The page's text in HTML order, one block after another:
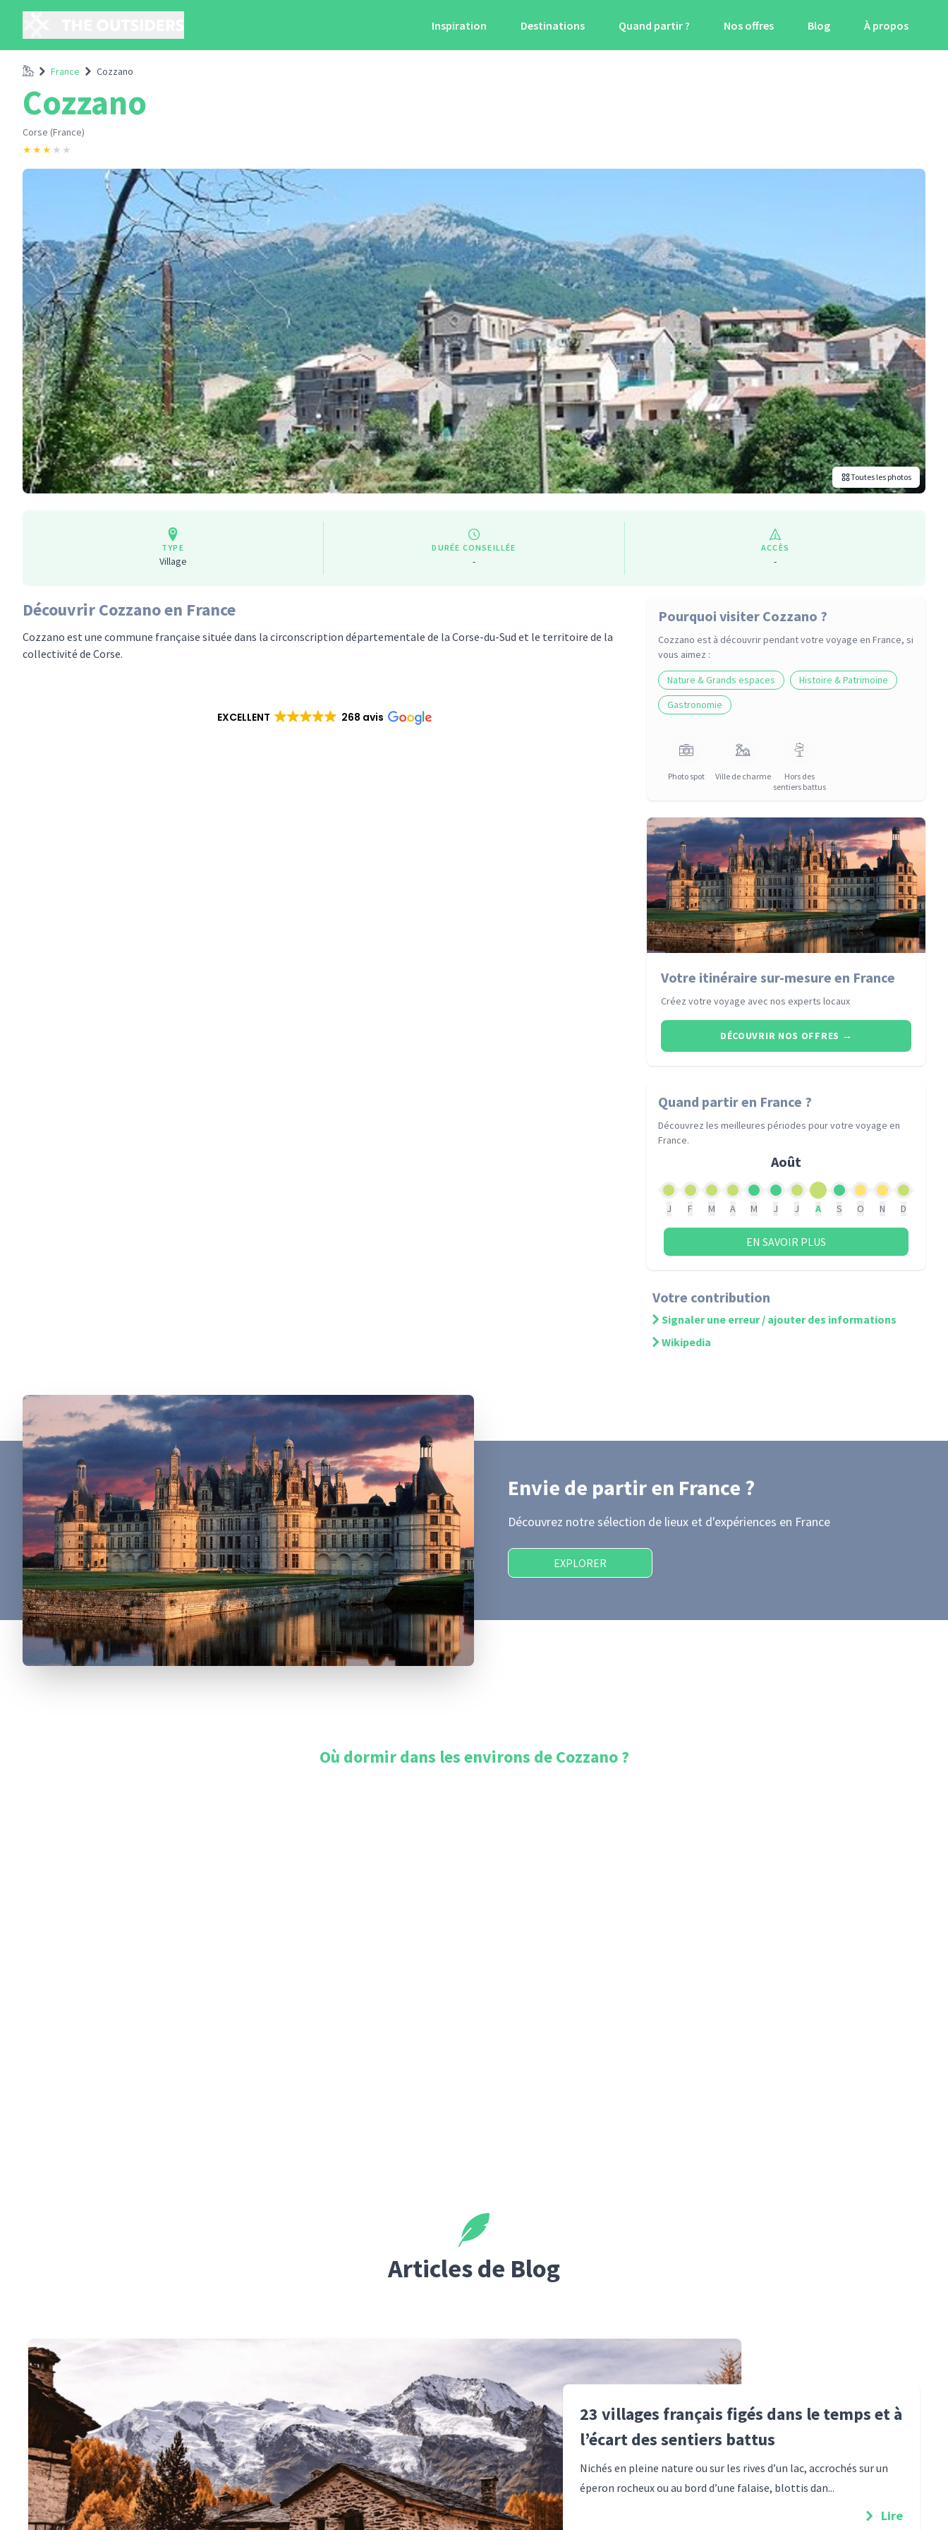
Inspiration Destinations Quand partir ? Nos offres Blog À propos
Accueil
France Cozzano
Cozzano
Corse (France)
★★★ ★ ★
Toutes les photos
TYPE
Village
DURÉE CONSEILLÉE
-
ACCÈS
-
Découvrir Cozzano en France
Cozzano est une commune française située dans la circonscription départementale de la Corse-du-Sud et le territoire de la
collectivité de Corse.
EXCELLENT 268 avis
Pourquoi visiter Cozzano ?
Cozzano est à découvrir pendant votre voyage en France, si
vous aimez :
Nature & Grands espaces
Histoire & Patrimoine
Gastronomie
Photo spot Ville de charme
Hors des
sentiers battus
Votre itinéraire sur-mesure en France
Créez votre voyage avec nos experts locaux
DÉCOUVRIR NOS OFFRES →
Quand partiren France ?
Découvrez les meilleures périodes pour votre voyageen
France.
Août
J F M A M J J A S O N D
EN SAVOIR PLUS
Votre contribution
Signaler une erreur / ajouter des informations
Wikipedia
Envie de partiren France ?
Découvrez notre sélection de lieux et d'expériences en France
EXPLORER
Où dormir dans les environs deCozzano?
Articles de Blog
23 villages français figés dans le temps et à
l’écart des sentiers battus
Nichés en pleine nature ou sur les rives d’un lac, accrochés sur un
éperon rocheux ou au bord d’une falaise, blottis dan...
Lire